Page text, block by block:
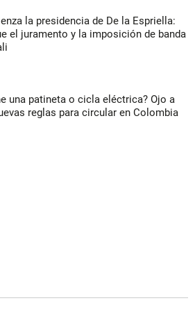
la presidencia de De la Espriella:
el juramento y la imposición de banda
una patineta o cicla eléctrica? Ojo a
reglas para circular en Colombia